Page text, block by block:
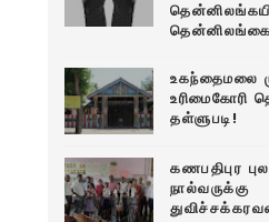
உகந்தைமலை
உரிமைகோரி
தள்ளுபடி!
கணபதிபுர
நால்வருக்கு